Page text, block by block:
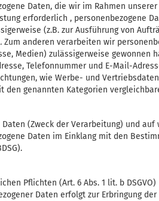
Daten, die wir im Rahmen
erforderlich , personenbezogene
(z.B. zur Ausführung von
Zum anderen verarbeiten wir
Medien) zulässigerweise
Telefonnummer und E-Mail-
wie Werbe- und
den genannten Kategorien
(Zweck der Verarbeitung) und auf
Daten im Einklang mit den
Pflichten (Art. 6 Abs. 1 lit. b DSGVO)
Daten erfolgt zur Erbringung